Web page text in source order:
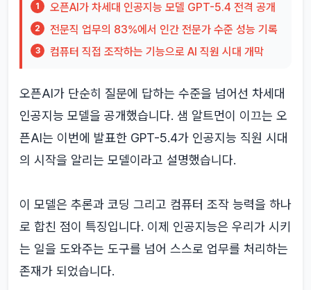
1 오픈AI가 차세대 인공지능 모델 GPT-5.4 전격 공개
2 전문직 업무의 83%에서 인간 전문가 수준 성능 기록
3 컴퓨터 직접 조작하는 기능으로 AI 직원 시대 개막
오픈AI가 단순히 질문에 답하는 수준을 넘어선 차세대
인공지능 모델을 공개했습니다. 샘 알트먼이 이끄는 오
픈AI는 이번에 발표한 GPT-5.4가 인공지능 직원 시대
의 시작을 알리는 모델이라고 설명했습니다.
이 모델은 추론과 코딩 그리고 컴퓨터 조작 능력을 하나
로 합친 점이 특징입니다. 이제 인공지능은 우리가 시키
는 일을 도와주는 도구를 넘어 스스로 업무를 처리하는
존재가 되었습니다.